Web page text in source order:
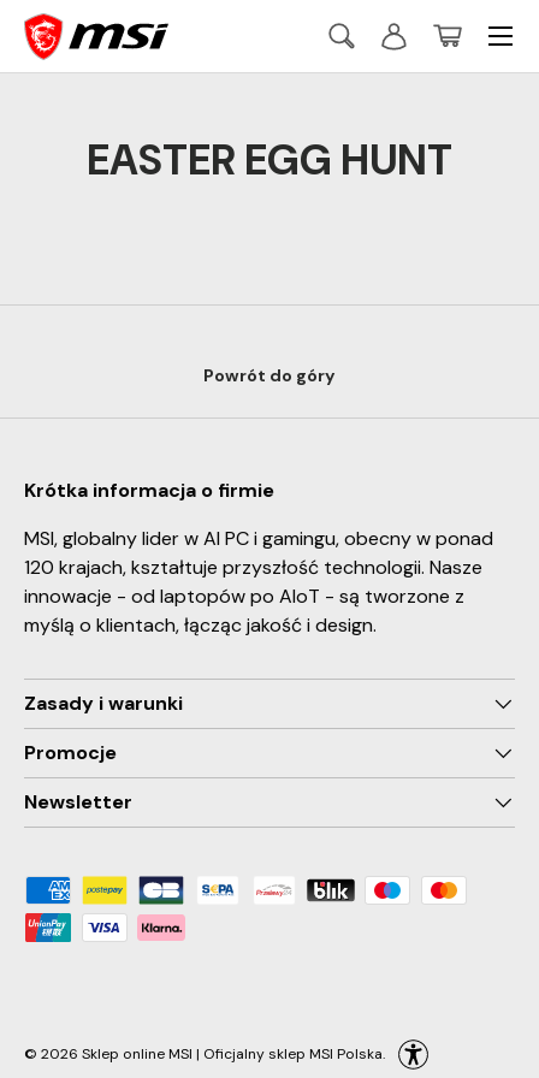
Skip to content
Szukaj
SearchLog inBasket
Menu
EASTER EGG HUNT
Powrót do góry
Krótka informacja o firmie
MSI, globalny lider w AI PC i gamingu, obecny w ponad
120 krajach, kształtuje przyszłość technologii. Nasze
innowacje - od laptopów po AIoT - są tworzone z
myślą o klientach, łącząc jakość i design.
Zasady i warunki
Promocje
Newsletter
Payment methods accepted
© 2026 Sklep online MSI | Oficjalny sklep MSI Polska.